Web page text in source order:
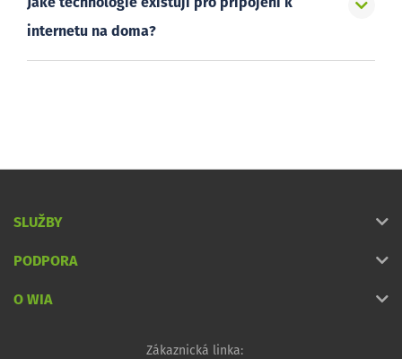
Jaké technologie existují pro připojení k
internetu na doma?
SLUŽBY
PODPORA
O WIA
Zákaznická linka: